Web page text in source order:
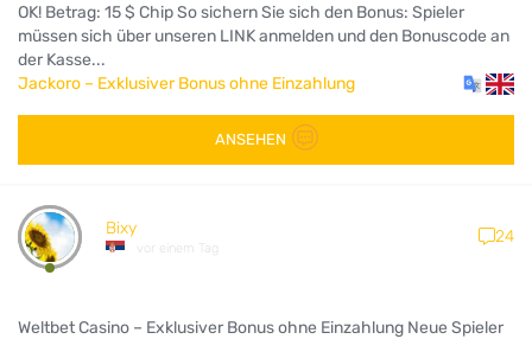
OK! Betrag: 15 $ Chip So sichern Sie sich den Bonus: Spieler
müssen sich über unseren LINK anmelden und den Bonuscode an
der Kasse...
Jackoro – Exklusiver Bonus ohne Einzahlung
ANSEHEN
Bixy
vor einem Tag
24
Weltbet Casino – Exklusiver Bonus ohne Einzahlung Neue Spieler